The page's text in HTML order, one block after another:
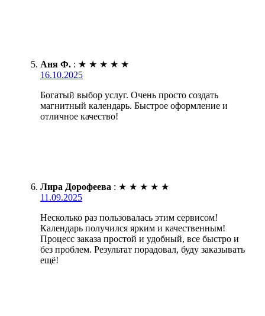
Аня Ф. : ★ ★ ★ ★ ★
16.10.2025
Богатый выбор услуг. Очень просто создать
магнитный календарь. Быстрое оформление и
отличное качество!
Лира Дорофеева : ★ ★ ★ ★ ★
11.09.2025
Несколько раз пользовалась этим сервисом!
Календарь получился ярким и качественным!
Процесс заказа простой и удобный, все быстро и
без проблем. Результат порадовал, буду заказывать
ещё!